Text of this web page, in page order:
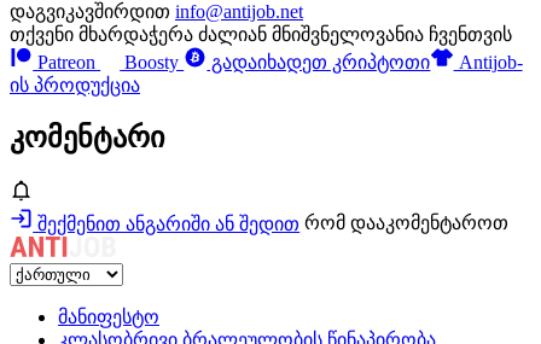
დაგვიკავშირდით info@antijob.net
თქვენი მხარდაჭერა ძალიან მნიშვნელოვანია ჩვენთვის
Patreon
Boosty გადაიხადეთ კრიპტოთი
Antijob-
ის პროდუქცია
კომენტარი
შექმენით ანგარიში ან შედით რომ დააკომენტაროთ
მანიფესტო
კლასობრივი ბრალეულობის წინაპირობა